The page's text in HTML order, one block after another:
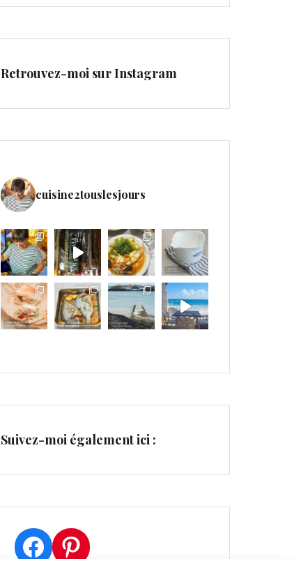
Retrouvez-moi sur Instagram
cuisine2touslesjours
Suivez-moi également ici :
Facebook
Pinterest